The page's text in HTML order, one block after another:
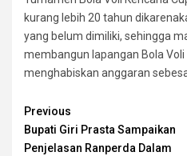
kurang lebih 20 tahun
yang belum dimiliki, sehingga
membangun lapangan Bola
menghabiskan anggaran
Continue
Reading
Previous
Bupati Giri Prasta Sampaikan
Penjelasan Ranperda Dalam